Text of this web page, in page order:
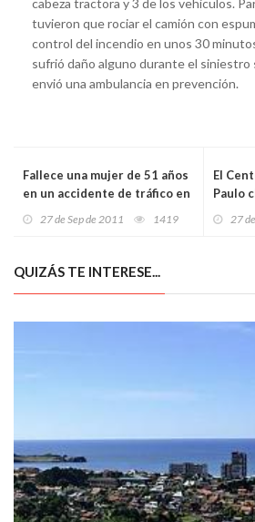
tuvieron que rociar el camión con
control del incendio en unos 30
sufrió daño alguno durante el siniestro
envió una ambulancia en prevención.
Fallece una mujer de 51 años
en un accidente de tráfico en
27 de Sep de 2011 1419
El
Paulo
27
QUIZÁS TE INTERESE...